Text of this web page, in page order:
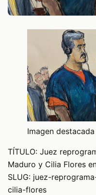
Imagen
TÍTULO: Juez
Maduro y Cilia Flores
SLUG: juez-
cilia-flores